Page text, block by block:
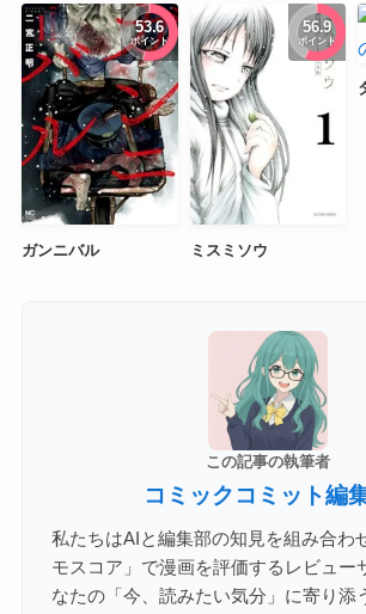
53.6
ポイント
ガンニバル
56.9
ポイント
ミスミソウ
この記事の執筆者
コミックコミット編
私たちはAIと編集部の知見を組み合わ
モスコア」で漫画を評価するレビュー
なたの「今、読みたい気分」に寄り添